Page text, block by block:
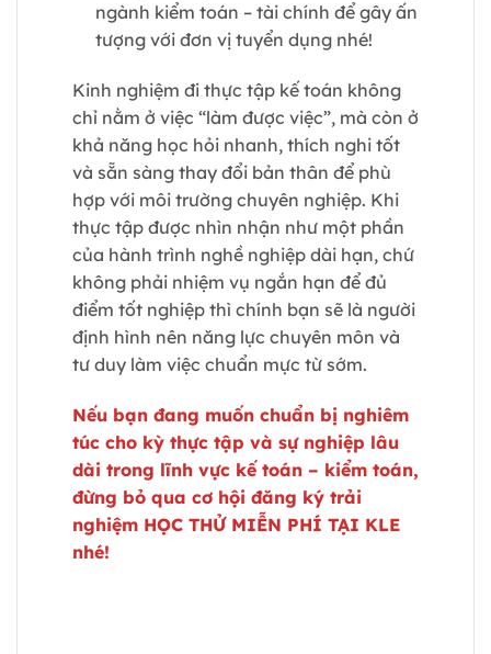
ngành kiểm toán – tài chính để gây ấn
tượng với đơn vị tuyển dụng nhé!
Kinh nghiệm đi thực tập kế toán không
chỉ nằm ở việc “làm được việc”, mà còn ở
khả năng học hỏi nhanh, thích nghi tốt
và sẵn sàng thay đổi bản thân để phù
hợp với môi trường chuyên nghiệp. Khi
thực tập được nhìn nhận như một phần
của hành trình nghề nghiệp dài hạn, chứ
không phải nhiệm vụ ngắn hạn để đủ
điểm tốt nghiệp thì chính bạn sẽ là người
định hình nên năng lực chuyên môn và
tư duy làm việc chuẩn mực từ sớm.
Nếu bạn đang muốn chuẩn bị nghiêm
túc cho kỳ thực tập và sự nghiệp lâu
dài trong lĩnh vực kế toán – kiểm toán,
đừng bỏ qua cơ hội đăng ký trải
nghiệm HỌC THỬ MIỄN PHÍ TẠI KLE
nhé!